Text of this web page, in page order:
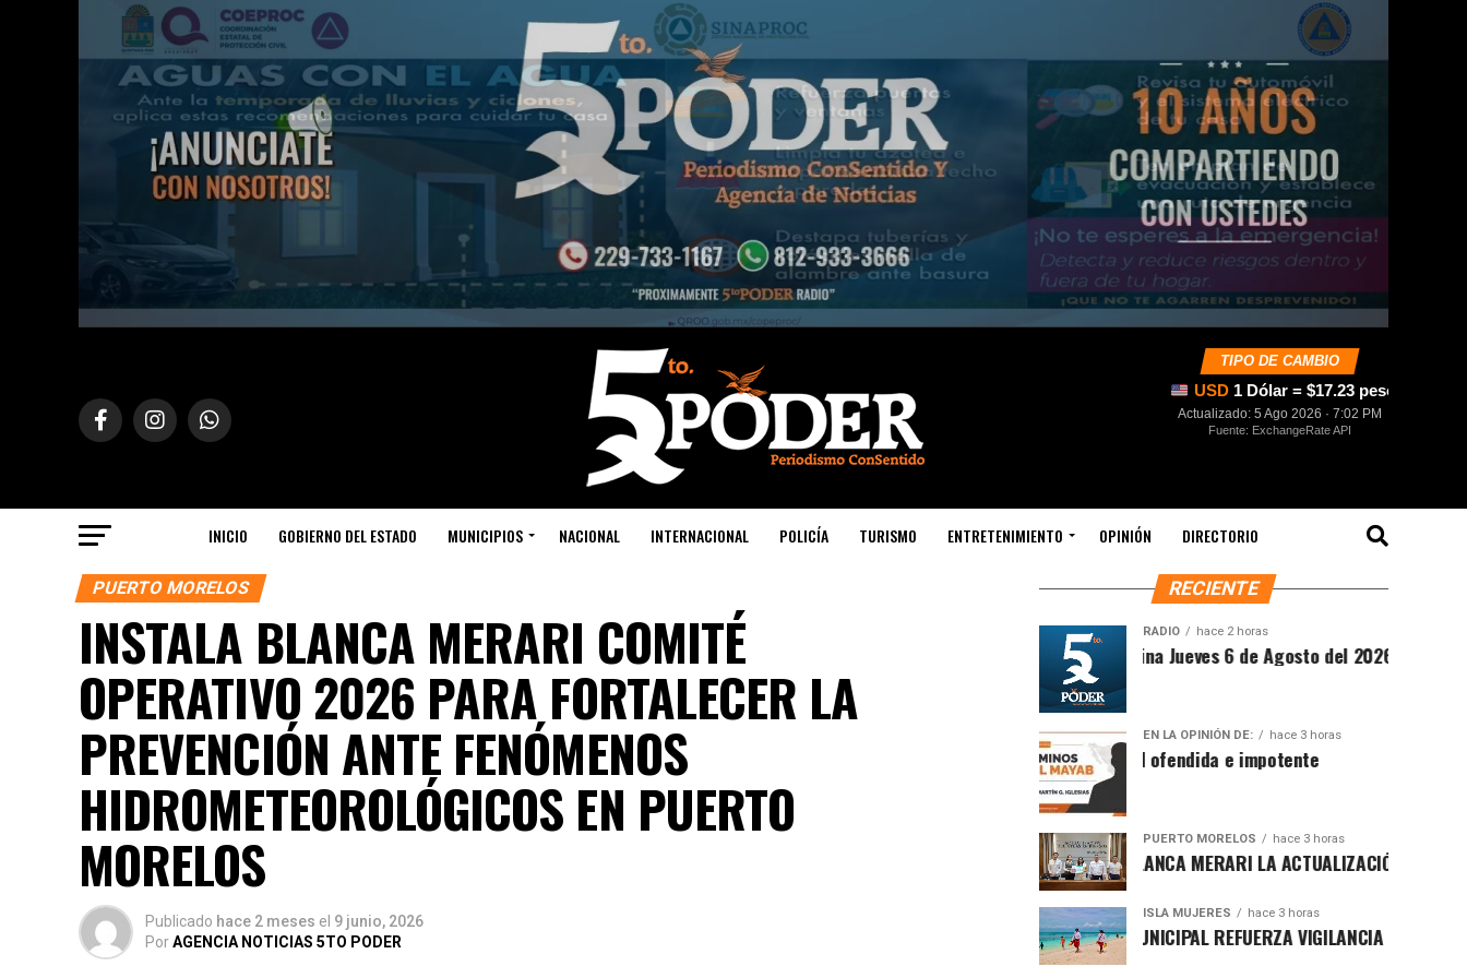
TIPO DE CAMBIO
USD 1 Dólar = $17.23 pesos
Actualizado: 5 Ago 2026 · 7:02 PM
Fuente: ExchangeRate API
INICIO GOBIERNO DEL ESTADO MUNICIPIOS NACIONAL INTERNACIONAL POLICÍA TURISMO ENTRETENIMIENTO OPINIÓN DIRECTORIO
PUERTO MORELOS
INSTALA BLANCA MERARI COMITÉ
OPERATIVO 2026 PARA FORTALECER LA
PREVENCIÓN ANTE FENÓMENOS
HIDROMETEOROLÓGICOS EN PUERTO
MORELOS
Publicado hace 2 meses el 9 junio, 2026
PorAGENCIA NOTICIAS 5TO PODER
RECIENTE
RADIO hace 2 horas
Síntesis Matutina Jueves 6 de Agosto del 2026
EN LA OPINIÓN DE: hace 3 horas
Sociedad ofendida e impotente
PUERTO MORELOS hace 3 horas
PRESENTA BLANCA MERARI LA ACTUALIZACIÓN DEL ATLAS DE
ISLA MUJERES hace 3 horas
GOBIERNO MUNICIPAL REFUERZA VIGILANCIA CON